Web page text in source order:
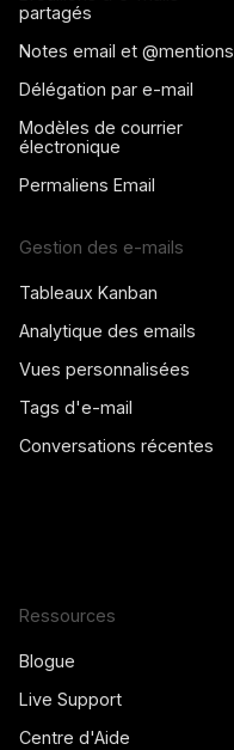
partagés
Notes email et @mentions
Délégation par e-mail
Modèles de courrier
électronique
Permaliens Email
Gestion des e-mails
Tableaux Kanban
Analytique des emails
Vues personnalisées
Tags d'e-mail
Conversations récentes
Ressources
Blogue
Live Support
Centre d'Aide